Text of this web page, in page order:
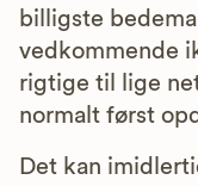
billigste
vedkommende
rigtige til lige
normalt først
Det kan